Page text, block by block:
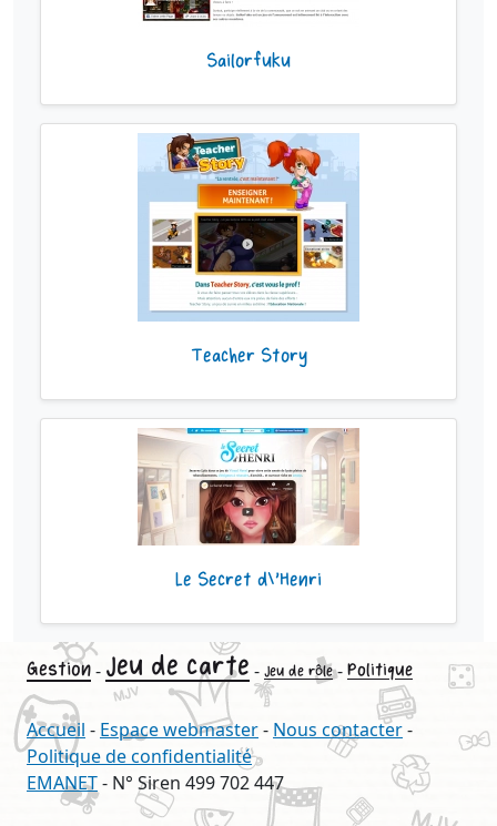
Sailorfuku
Teacher Story
Le Secret d\'Henri
Gestion- Jeu de carte - Jeu de rôle-Politique
Accueil - Espace webmaster- Nous contacter-
Politique de confidentialité
EMANET- N° Siren 499 702 447